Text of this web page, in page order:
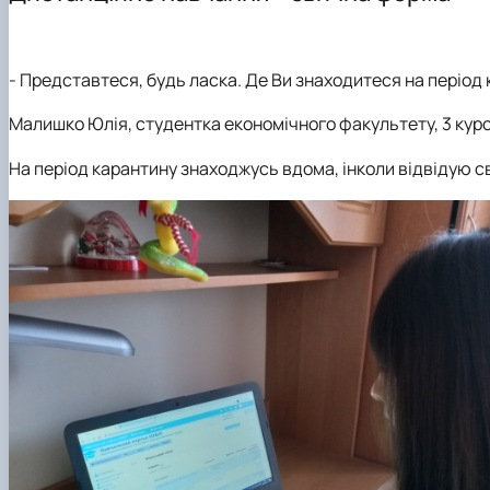
Навчальна практика
ОС PhD
Науковий гурток «Діджитал облік»
- Представтеся, будь ласка. Де Ви знаходитеся на період
Малишко Юлія, студентка економічного факультету, 3
На період карантину знаходжусь вдома, інколи відвідую